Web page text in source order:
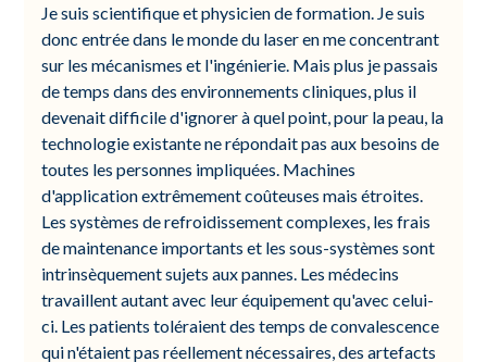
Je suis scientifique et physicien de formation. Je suis
donc entrée dans le monde du laser en me concentrant
sur les mécanismes et l'ingénierie. Mais plus je passais
de temps dans des environnements cliniques, plus il
devenait difficile d'ignorer à quel point, pour la peau, la
technologie existante ne répondait pas aux besoins de
toutes les personnes impliquées. Machines
d'application extrêmement coûteuses mais étroites.
Les systèmes de refroidissement complexes, les frais
de maintenance importants et les sous-systèmes sont
intrinsèquement sujets aux pannes. Les médecins
travaillent autant avec leur équipement qu'avec celui-
ci. Les patients toléraient des temps de convalescence
qui n'étaient pas réellement nécessaires, des artefacts